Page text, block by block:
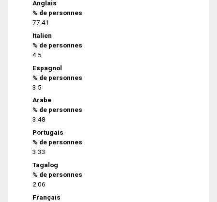
Anglais
% de personnes
77.41
Italien
% de personnes
4.5
Espagnol
% de personnes
3.5
Arabe
% de personnes
3.48
Portugais
% de personnes
3.33
Tagalog
% de personnes
2.06
Français